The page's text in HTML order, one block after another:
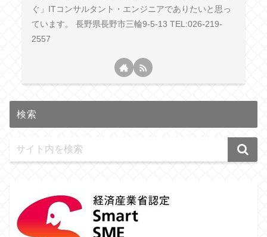
ぐ」ITコンサルタント・エンジニアでありたいと思っ
ています。 長野県長野市三輪9-5-13 TEL:026-219-
2557
検索